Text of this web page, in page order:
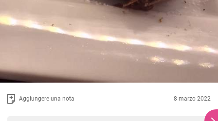
Aggiungere una nota 8 marzo 2022